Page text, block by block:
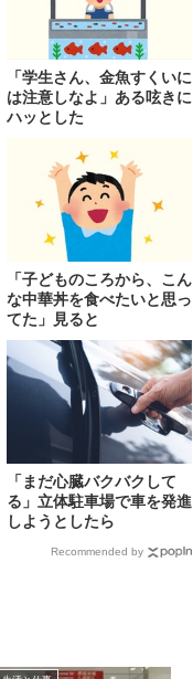
「学生さん、金魚すくいに
は注意しなよ」ある呟きに
ハッとした
「子どものころから、こん
な中華丼を食べたいと思っ
てた」見ると
「まだ心臓バクバクして
る」立体駐車場で車を発進
しようとしたら
Recommended by